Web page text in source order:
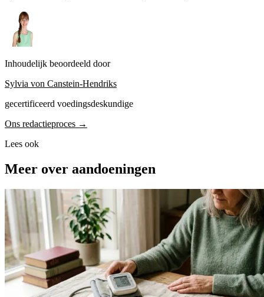
Inhoudelijk beoordeeld door
Sylvia von Canstein-Hendriks
gecertificeerd voedingsdeskundige
Ons redactieproces →
Lees ook
Meer over aandoeningen